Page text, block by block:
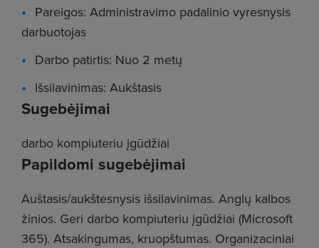
Pareigos: Administravimo padalinio vyresnysis
darbuotojas
Darbo patirtis: Nuo 2 metų
Išsilavinimas: Aukštasis
Sugebėjimai
darbo kompiuteriu įgūdžiai
Papildomi sugebėjimai
Auštasis/aukštesnysis išsilavinimas. Anglų kalbos
žinios. Geri darbo kompiuteriu įgūdžiai (Microsoft
365). Atsakingumas, kruopštumas. Organizaciniai